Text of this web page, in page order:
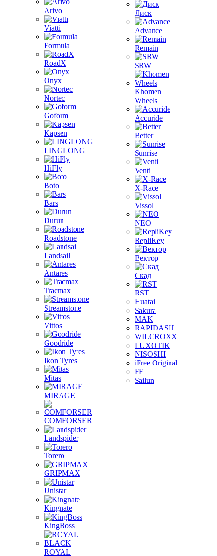
Arivo
Viatti
Formula
RoadX
Onyx
Nortec
Goform
Kapsen
LINGLONG
HiFly
Boto
Bars
Durun
Roadstone
Landsail
Antares
Tracmax
Streamstone
Vittos
Goodride
Ikon Tyres
Mitas
MIRAGE
COMFORSER
Landspider
Torero
GRIPMAX
Unistar
Kingnate
KingBoss
ROYAL
Диск
Advance
Remain
SRW
Khomen
Wheels
Accuride
Better
Sunrise
Venti
X-Race
Vissol
NEO
RepliKey
Вектор
Скад
RST
Huatai
Sakura
MAK
RAPIDASH
WILCROXX
LUXOTIK
NISOSHI
iFree Original
FF
Sailun